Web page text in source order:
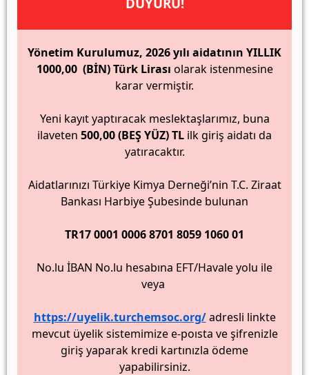
Yönetim Kurulumuz, 2026 yılı aidatının YILLIK
1000,00 (BİN) Türk Lirası olarak istenmesine
karar vermiştir.
Yeni kayıt yaptıracak meslektaşlarımız, buna
ilaveten 500,00 (BEŞ YÜZ) TL ilk giriş aidatı da
yatıracaktır.
Aidatlarınızı Türkiye Kimya Derneği’nin T.C. Ziraat
Bankası Harbiye Şubesinde bulunan
TR17 0001 0006 8701 8059 1060 01
No.lu İBAN No.lu hesabına EFT/Havale yolu ile
veya
https://uyelik.turchemsoc.org/adresli linkte
mevcut üyelik sistemimize e-poısta ve şifrenizle
giriş yaparak kredi kartınızla ödeme
yapabilirsiniz.